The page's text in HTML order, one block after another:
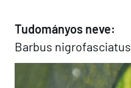
Tudományos neve:
Barbus nigrofasciatus